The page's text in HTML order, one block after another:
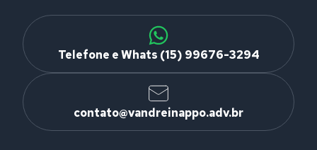
Telefone e Whats (15) 99676-3294
contato@vandreinappo.adv.br